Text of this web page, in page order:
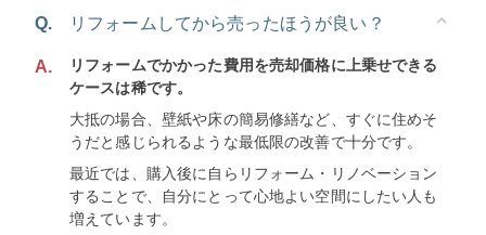
Q. リフォームしてから売ったほうが良い？
A.
リフォームでかかった費用を売却価格に上乗せできる
ケースは稀です。
大抵の場合、壁紙や床の簡易修繕など、すぐに住めそ
うだと感じられるような最低限の改善で十分です。
最近では、購入後に自らリフォーム・リノベーション
することで、自分にとって心地よい空間にしたい人も
増えています。